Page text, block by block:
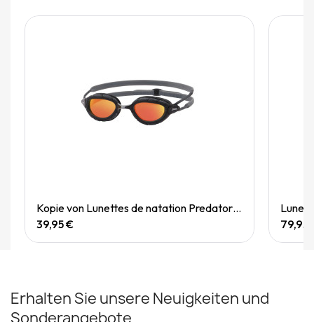
Quick View
Kopie von Lunettes de natation Predator Flex Titanium Reactor
39,95 €
79,95
Erhalten Sie unsere Neuigkeiten und